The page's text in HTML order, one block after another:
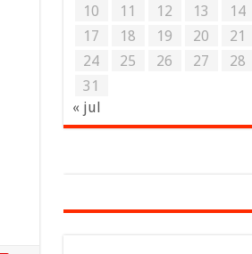
10
11 12 13 14
17
18 19 20 21
24
25 26 27 28
31
« jul